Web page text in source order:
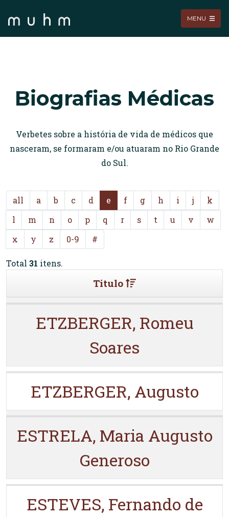
MENU
Biografias Médicas
Verbetes sobre a história de vida de médicos que
nasceram, se formaram e/ou atuaram no Rio Grande
do Sul.
all a b c d e f g h i j
k
l
m n o p q r s t u v
w
x
y z 0-9 #
Total 31 itens.
Titulo
ETZBERGER, Romeu
Soares
ETZBERGER, Augusto
ESTRELA, Maria Augusto
Generoso
ESTEVES, Fernando de